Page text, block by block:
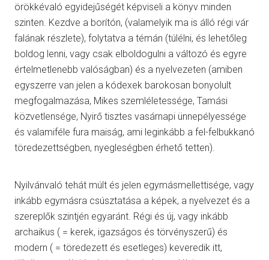
örökkévaló egyidejűségét képviseli a könyv minden
szinten. Kezdve a borítón, (valamelyik ma is álló régi vár
falának részlete), folytatva a témán (túlélni, és lehetőleg
boldog lenni, vagy csak elboldogulni a változó és egyre
értelmetlenebb valóságban) és a nyelvezeten (amiben
egyszerre van jelen a kódexek barokosan bonyolult
megfogalmazása, Mikes szemléletessége, Tamási
közvetlensége, Nyirő tisztes vasárnapi ünnepélyessége
és valamiféle fura maiság, ami leginkább a fel-felbukkanó
töredezettségben, nyegleségben érhető tetten).
Nyilvánvaló tehát múlt és jelen egymásmellettisége, vagy
inkább egymásra csúsztatása a képek, a nyelvezet és a
szereplők szintjén egyaránt. Régi és új, vagy inkább
archaikus ( = kerek, igazságos és törvényszerű) és
modern ( = töredezett és esetleges) keveredik itt,